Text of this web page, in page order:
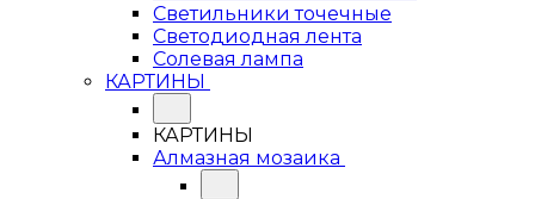
Светильники точечные
Светодиодная лента
Солевая лампа
КАРТИНЫ
КАРТИНЫ
Алмазная мозаика